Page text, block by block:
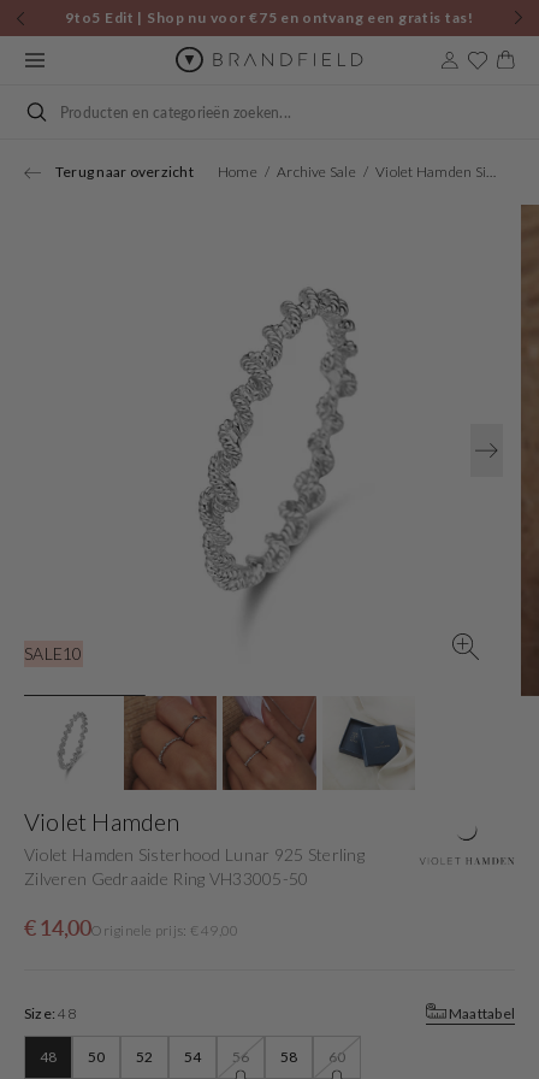
Skip to
content
9to5 Edit | Shop nu voor €75 en ontvang een gratis tas!
Cart
Search
Terug naar overzicht Home Archive Sale Violet Hamden Sisterhood Lunar 925 Sterling Zilveren Gedraaide Ring VH33005-50
SALE10
media
gallery
view
Violet Hamden
Violet Hamden Sisterhood Lunar 925 Sterling
Zilveren Gedraaide Ring VH33005-50
Sale
€ 14,00
OrigineleOriginele prijs: € 49,00
Size:48 Maattabel
48Variant50Variant52Variant54Variant56Variant58Variant60Variant